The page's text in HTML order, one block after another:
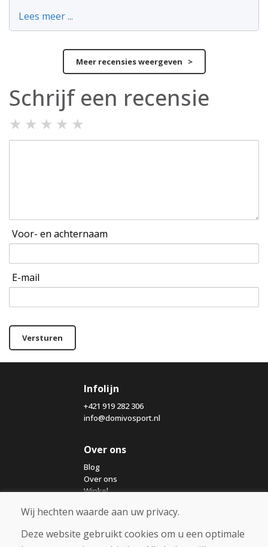
Lees meer ...
Meer recensies weergeven >
Schrijf een recensie
★ ★ ★ ★ ★
Voor- en achternaam
E-mail
Versturen
Infolijn
+421 919 282 306
info@domivosport.nl
Over ons
Blog
Over ons
Winkel
Aankoop
Wij hechten waarde aan uw privacy.
Deze website gebruikt cookies om u een optimale